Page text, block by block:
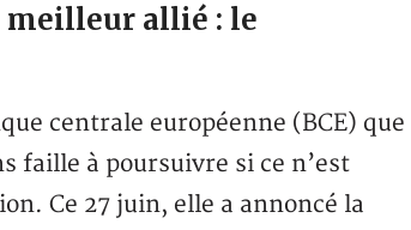
meilleur allié : le
centrale européenne (BCE) que
faille à poursuivre si ce n’est
Ce 27 juin, elle a annoncé la